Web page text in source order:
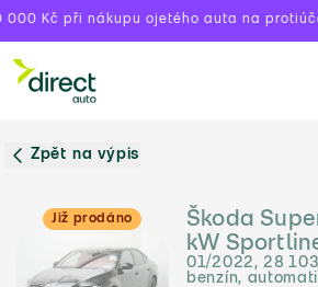
Kč při nákupu ojetého auta na
Zpět na výpis
Již prodáno
Škoda
kW
01/2022, 28
benzín,